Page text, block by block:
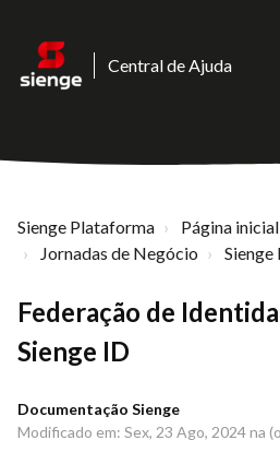
Central de Ajuda
Sienge Plataforma
Página
Jornadas de Negócio
Sienge
Federação de
Sienge ID
Documentação Sienge
Modificado em: Sex, 23 Ago, 2024 na